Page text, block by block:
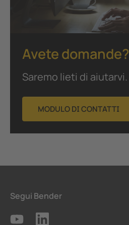
Avete domande?
Saremo lieti di aiutarvi.
MODULO DI CONTATTI
Segui Bender